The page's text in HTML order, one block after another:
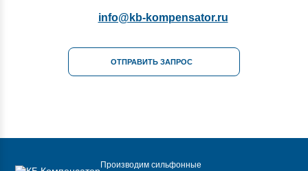
info@kb-kompensator.ru
ОТПРАВИТЬ ЗАПРОС
Производим сильфонные